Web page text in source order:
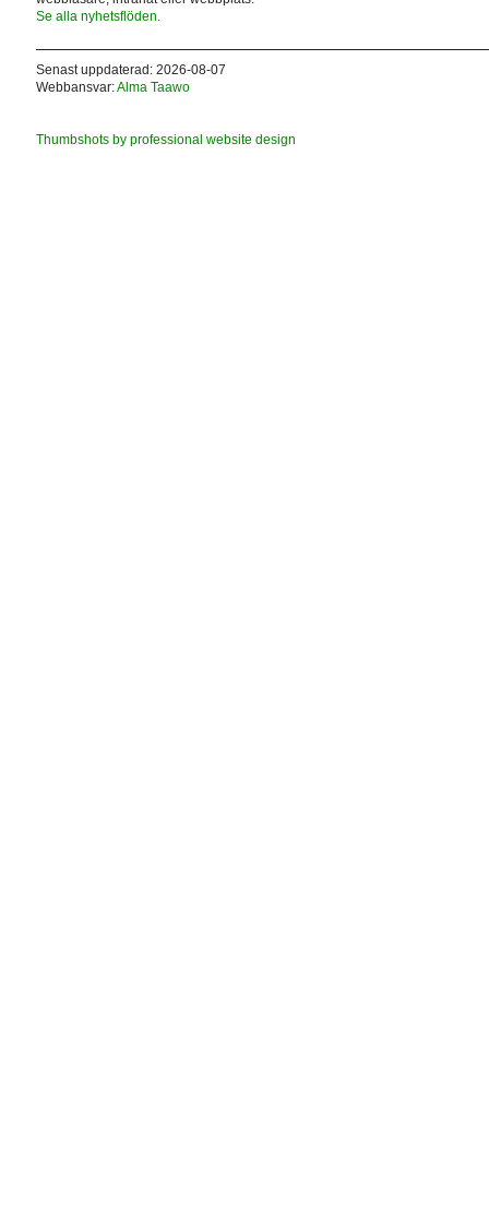
Se alla nyhetsflöden.
Senast uppdaterad: 2026-08-07
Webbansvar:Alma Taawo
Thumbshots by professional website design